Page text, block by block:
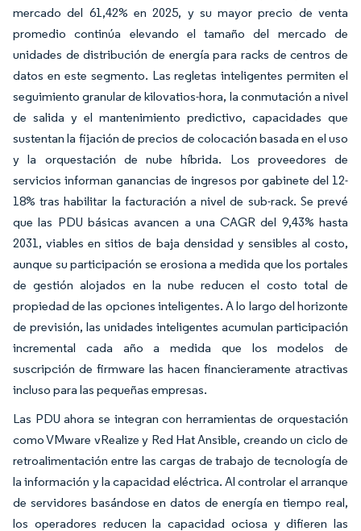
mercado del 61,42% en 2025, y su mayor precio de venta
promedio continúa elevando el tamaño del mercado de
unidades de distribución de energía para racks de centros de
datos en este segmento. Las regletas inteligentes permiten el
seguimiento granular de kilovatios-hora, la conmutación a nivel
de salida y el mantenimiento predictivo, capacidades que
sustentan la fijación de precios de colocación basada en el uso
y la orquestación de nube híbrida. Los proveedores de
servicios informan ganancias de ingresos por gabinete del 12-
18% tras habilitar la facturación a nivel de sub-rack. Se prevé
que las PDU básicas avancen a una CAGR del 9,43% hasta
2031, viables en sitios de baja densidad y sensibles al costo,
aunque su participación se erosiona a medida que los portales
de gestión alojados en la nube reducen el costo total de
propiedad de las opciones inteligentes. A lo largo del horizonte
de previsión, las unidades inteligentes acumulan participación
incremental cada año a medida que los modelos de
suscripción de firmware las hacen financieramente atractivas
incluso para las pequeñas empresas.
Las PDU ahora se integran con herramientas de orquestación
como VMware vRealize y Red Hat Ansible, creando un ciclo de
retroalimentación entre las cargas de trabajo de tecnología de
la información y la capacidad eléctrica. Al controlar el arranque
de servidores basándose en datos de energía en tiempo real,
los operadores reducen la capacidad ociosa y difieren las